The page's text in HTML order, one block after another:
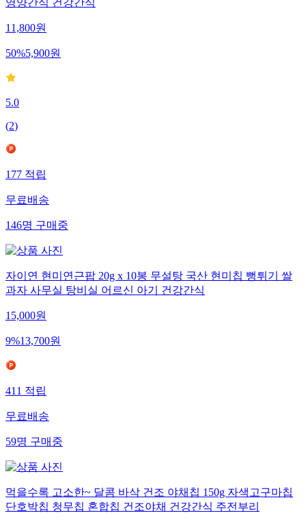
영양간식 건강간식
11,800원
50%5,900원
5.0
(2)
177적립
무료배송
146명구매중
자이연 현미연근팝 20g x 10봉 무설탕 국산 현미칩 뻥튀기 쌀
과자 사무실 탕비실 어르신 아기 건강간식
15,000원
9%13,700원
411적립
무료배송
59명구매중
먹을수록 고소한~ 달콤 바삭 건조 야채칩 150g 자색고구마칩
단호박칩 청무칩 혼합칩 건조야채 건강간식 주전부리